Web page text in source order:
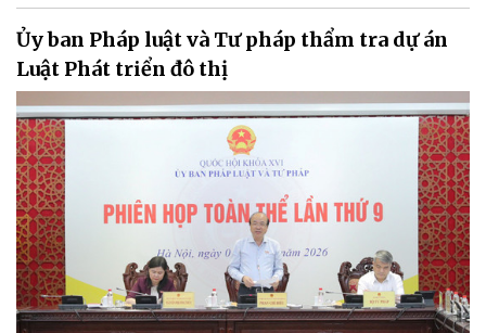
Ủy ban Pháp luật và Tư pháp thẩm tra dự án
Luật Phát triển đô thị